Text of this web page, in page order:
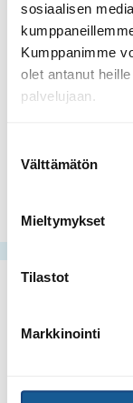
sosiaalisen
Kumppanimme
olet antanut
palvelujaan.
valinta
Välttämätön
Mieltymykset
Tilastot
Markkinointi
Lisätiedot
Kilpailun johtaja:
Kilpailun Jyryn